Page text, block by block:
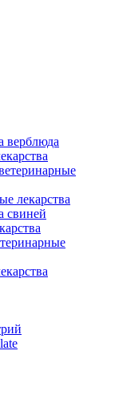
верблюда
лекарства
свиней